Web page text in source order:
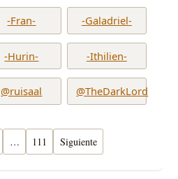
-Fran- -Galadriel-
-Hurin- -Ithilien-
@ruisaal @TheDarkLord
… 111 Siguiente